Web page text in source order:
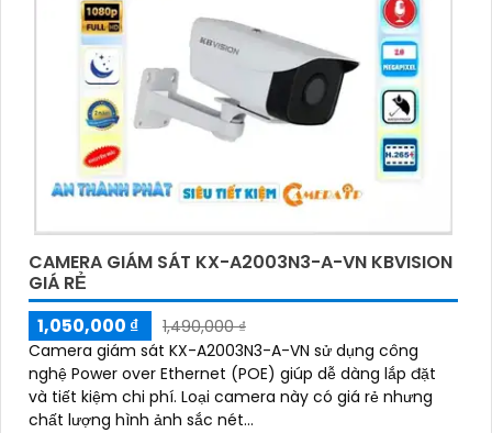
CAMERA GIÁM SÁT KX-A2003N3-A-VN KBVISION
GIÁ RẺ
1,050,000 ₫
1,490,000 ₫
Camera giám sát KX-A2003N3-A-VN sử dụng công
nghệ Power over Ethernet (POE) giúp dễ dàng lắp đặt
và tiết kiệm chi phí. Loại camera này có giá rẻ nhưng
chất lượng hình ảnh sắc nét...